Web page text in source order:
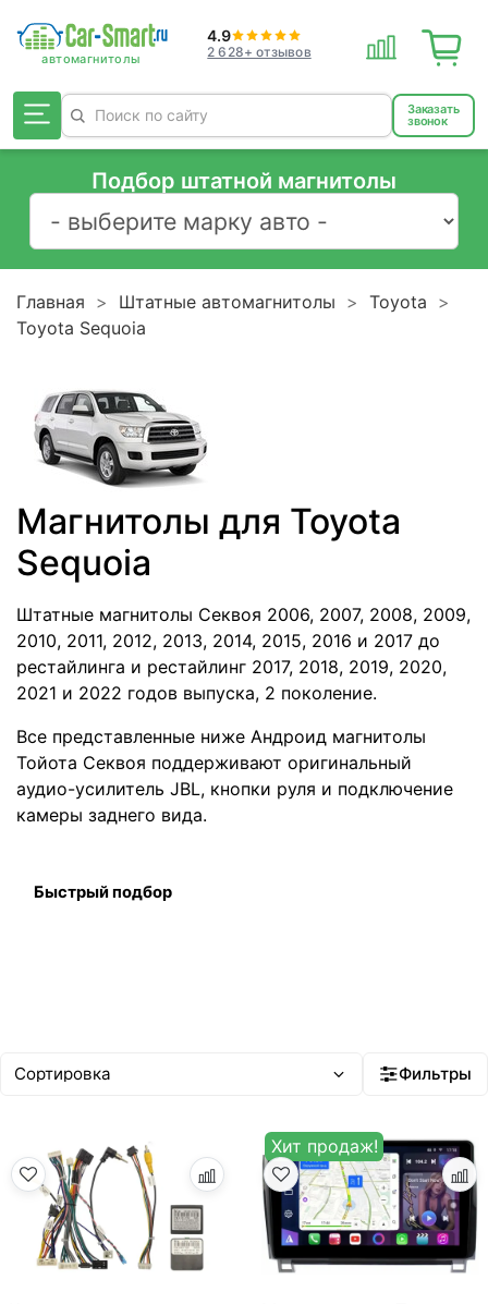
4.9
2 628+ отзывов
Заказать
звонок
Подбор штатной магнитолы
Главная Штатные автомагнитолы
Toyota
Toyota Sequoia
Магнитолы для Toyota
Sequoia
Штатные магнитолы Секвоя 2006, 2007, 2008, 2009,
2010, 2011, 2012, 2013, 2014, 2015, 2016 и 2017 до
рестайлинга и рестайлинг 2017, 2018, 2019, 2020,
2021 и 2022 годов выпуска, 2 поколение.
Все представленные ниже Андроид магнитолы
Тойота Секвоя поддерживают оригинальный
аудио-усилитель JBL, кнопки руля и подключение
камеры заднего вида.
Быстрый подбор
Фильтры
Хит продаж!